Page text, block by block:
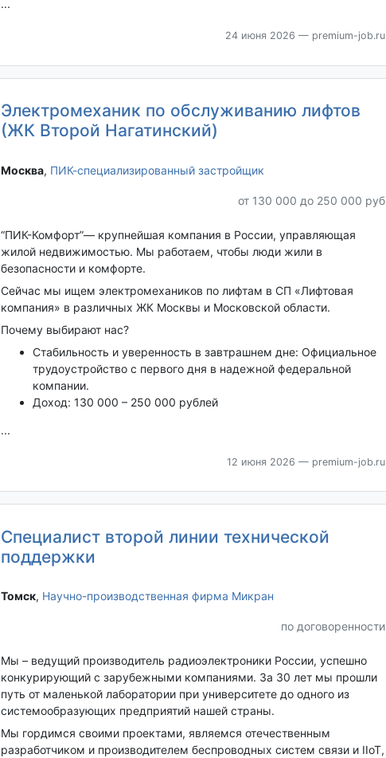
...
24 июня 2026 — premium-job.ru
Электромеханик по обслуживанию лифтов
(ЖК Второй Нагатинский)
Москва‎, ПИК-специализированный застройщик
от 130 000 до 250 000 руб
“ПИК-Комфорт”— крупнейшая компания в России, управляющая
жилой недвижимостью. Мы работаем, чтобы люди жили в
безопасности и комфорте.
Сейчас мы ищем электромехаников по лифтам в СП «Лифтовая
компания» в различных ЖК Москвы и Московской области.
Почему выбирают нас?
Стабильность и уверенность в завтрашнем дне: Официальное
трудоустройство с первого дня в надежной федеральной
компании.
Доход: 130 000 – 250 000 рублей
...
12 июня 2026 — premium-job.ru
Специалист второй линии технической
поддержки
Томск‎, Научно-производственная фирма Микран
по договоренности
Мы – ведущий производитель радиоэлектроники России, успешно
конкурирующий с зарубежными компаниями. За 30 лет мы прошли
путь от маленькой лаборатории при университете до одного из
системообразующих предприятий нашей страны.
Мы гордимся своими проектами, являемся отечественным
разработчиком и производителем беспроводных систем связи и IIoT,